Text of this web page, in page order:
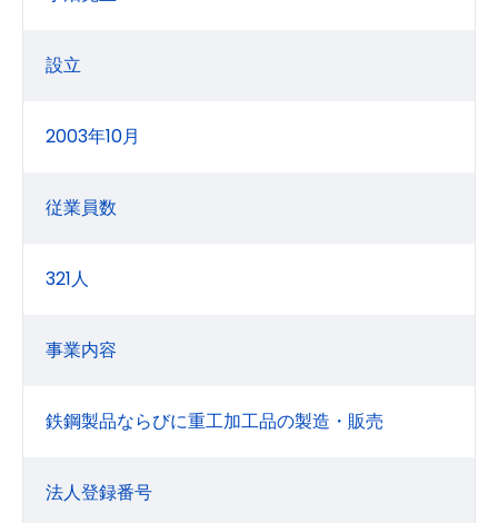
設立
2003年10月
従業員数
321人
事業内容
鉄鋼製品ならびに重工加工品の製造・販売
法人登録番号